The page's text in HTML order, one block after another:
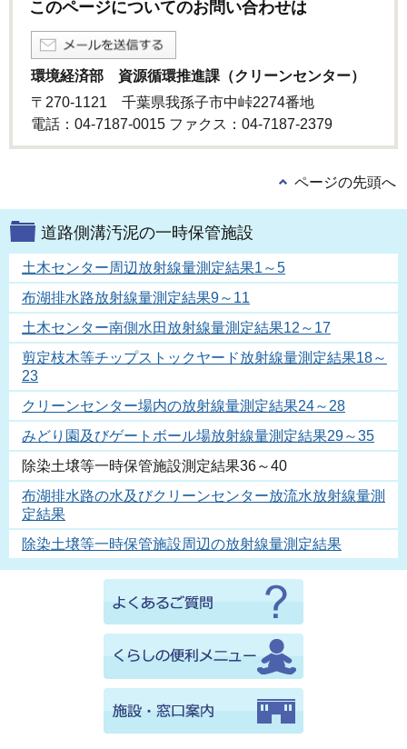
このページについてのお問い合わせは
環境経済部 資源循環推進課（クリーンセンター）
〒270-1121 千葉県我孫子市中峠2274番地
電話：04-7187-0015 ファクス：04-7187-2379
ページの先頭へ
道路側溝汚泥の一時保管施設
土木センター周辺放射線量測定結果1～5
布湖排水路放射線量測定結果9～11
土木センター南側水田放射線量測定結果12～17
剪定枝木等チップストックヤード放射線量測定結果18～
23
クリーンセンター場内の放射線量測定結果24～28
みどり園及びゲートボール場放射線量測定結果29～35
除染土壌等一時保管施設測定結果36～40
布湖排水路の水及びクリーンセンター放流水放射線量測
定結果
除染土壌等一時保管施設周辺の放射線量測定結果